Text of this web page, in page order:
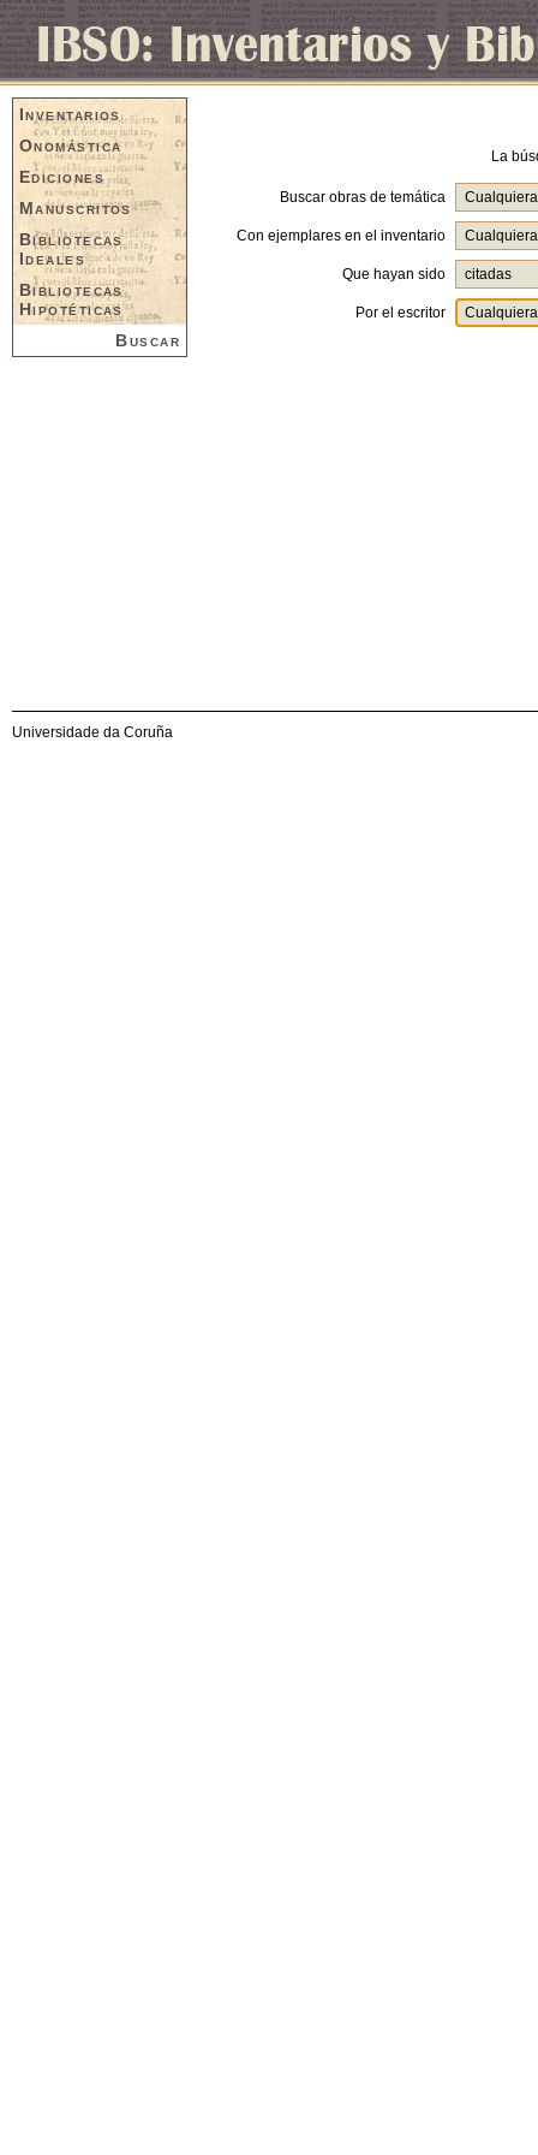
Inventarios
Onomástica
Ediciones
Manuscritos
Bibliotecas
Ideales
Bibliotecas
Hipotéticas
Buscar
La
Buscar obras de temática
Con ejemplares en el inventario
Que hayan sido
Por el escritor
Universidade da Coruña